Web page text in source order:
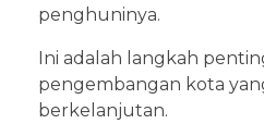
penghuninya.
Ini adalah langkah
pengembangan kota
berkelanjutan.